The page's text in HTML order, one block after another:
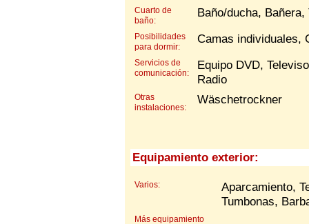
Cuarto de
baño:
Baño/ducha,
Posibilidades
para dormir:
Camas individuales,
Servicios de
comunicación:
Equipo DVD,
Radio
Otras
instalaciones:
Wäschetrockner
Equipamiento exterior:
Varios:
Aparcamiento,
Tumbonas,
Más equipamiento